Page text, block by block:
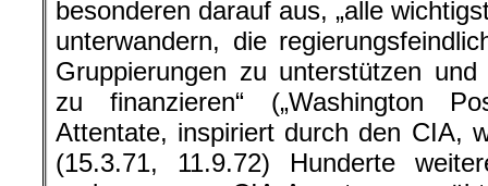
besonderen darauf aus, „alle
unterwandern, die
Gruppierungen zu unterstützen
zu finanzieren“ („Washington
Attentate, inspiriert durch den CIA,
(15.3.71, 11.9.72) Hunderte